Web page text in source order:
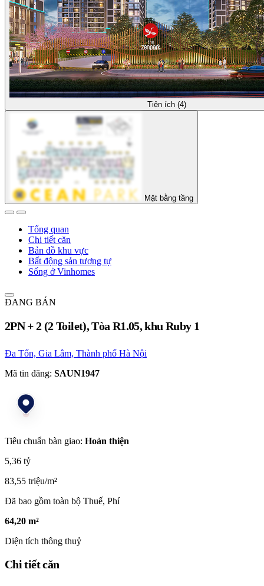
Tiện ích (4)
Mặt bằng tầng
Tổng quan
Chi tiết căn
Bản đồ khu vực
Bất động sản tương tự
Sống ở Vinhomes
ĐANG BÁN
2PN + 2 (2 Toilet), Tòa R1.05, khu Ruby 1
Đa Tốn, Gia Lâm, Thành phố Hà Nội
Mã tin đăng: SAUN1947
Tiêu chuẩn bàn giao: Hoàn thiện
5,36 tỷ
83,55 triệu/m²
Đã bao gồm toàn bộ Thuế, Phí
64,20 m²
Diện tích thông thuỷ
Chi tiết căn